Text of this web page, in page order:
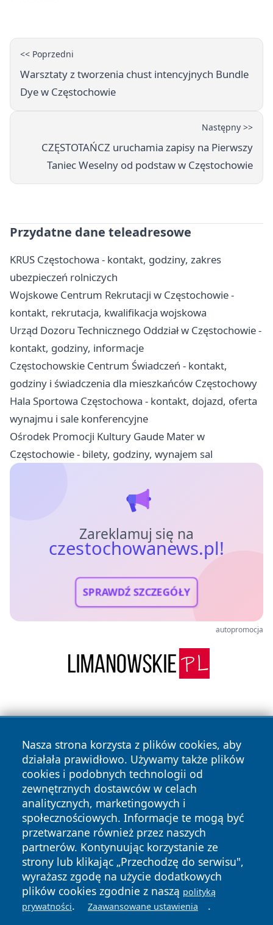
<< Poprzedni
Warsztaty z tworzenia chust intencyjnych Bundle
Dye w Częstochowie
Następny >>
CZĘSTOTAŃCZ uruchamia zapisy na Pierwszy
Taniec Weselny od podstaw w Częstochowie
Przydatne dane teleadresowe
KRUS Częstochowa - kontakt, godziny, zakres
ubezpieczeń rolniczych
Wojskowe Centrum Rekrutacji w Częstochowie -
kontakt, rekrutacja, kwalifikacja wojskowa
Urząd Dozoru Technicznego Oddział w Częstochowie -
kontakt, godziny, informacje
Częstochowskie Centrum Świadczeń - kontakt,
godziny i świadczenia dla mieszkańców Częstochowy
Hala Sportowa Częstochowa - kontakt, dojazd, oferta
wynajmu i sale konferencyjne
Ośrodek Promocji Kultury Gaude Mater w
Częstochowie - bilety, godziny, wynajem sal
Zareklamuj się na
czestochowanews.pl!
SPRAWDŹ SZCZEGÓŁY
autopromocja
Nasza strona korzysta z plików cookies, aby
działała prawidłowo. Używamy także plików
cookies i podobnych technologii od
zewnętrznych dostawców w celach
analitycznych, marketingowych i
społecznościowych. Informacje te mogą być
przetwarzane również przez naszych
partnerów. Kontynuując korzystanie ze
strony lub klikając „Przechodzę do serwisu",
wyrażasz zgodę na użycie dodatkowych
plików cookies zgodnie z naszą polityką
prywatności. Zaawansowane ustawienia .
Copyright © 2026 czestochowanews.pl Wszystkie prawa
zastrzeżone.
News Autorzy
Polityka
Prywatności
Polityka
Cookies
cześć